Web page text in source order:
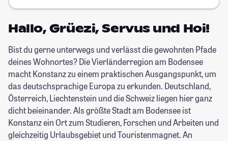
Hallo, Grüezi, Servus und Hoi!
Bist du gerne unterwegs und verlässt die gewohnten Pfade
deines Wohnortes? Die Vierländerregion am Bodensee
macht Konstanz zu einem praktischen Ausgangspunkt, um
das deutschsprachige Europa zu erkunden. Deutschland,
Österreich, Liechtenstein und die Schweiz liegen hier ganz
dicht beieinander. Als größte Stadt am Bodensee ist
Konstanz ein Ort zum Studieren, Forschen und Arbeiten und
gleichzeitig Urlaubsgebiet und Touristenmagnet. An